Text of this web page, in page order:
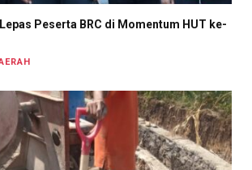
Peserta BRC di Momentum HUT ke-